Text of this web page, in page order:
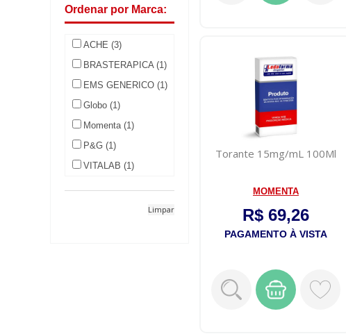
Ordenar por Marca:
ACHE (3)
BRASTERAPICA (1)
EMS GENERICO (1)
Globo (1)
Momenta (1)
P&G (1)
VITALAB (1)
Limpar
Torante 15mg/mL 100Ml
MOMENTA
R$ 69,26
PAGAMENTO À VISTA